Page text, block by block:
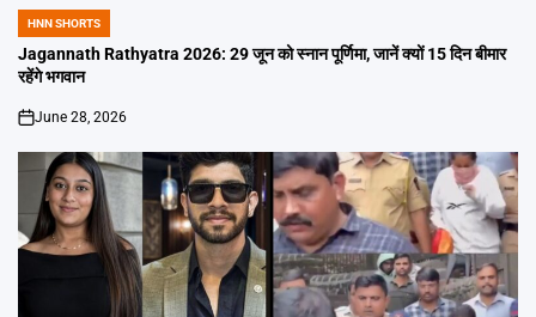
POSTED
IN
HNN SHORTS
Jagannath Rathyatra 2026: 29 जून को स्नान पूर्णिमा, जानें क्यों 15 दिन बीमार
रहेंगे भगवान
on
June 28, 2026